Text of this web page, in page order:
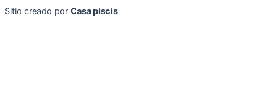
Sitio creado por Casa piscis